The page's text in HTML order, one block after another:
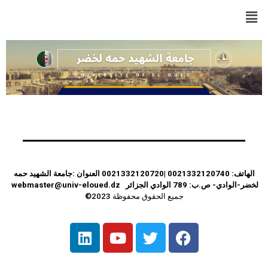
الهاتف: 0021332120740 |0021332120720
العنوان :جامعة الشهيد حمه
لخضر-الوادي- ص.ب: 789 الوادي الجزائر
webmaster@univ-eloued.dz
جميع الحقوق محفوظة 2023©